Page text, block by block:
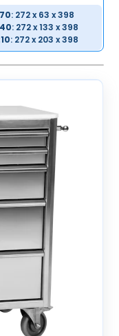
: 272 x 63 x 398
: 272 x 133 x 398
: 272 x 203 x 398